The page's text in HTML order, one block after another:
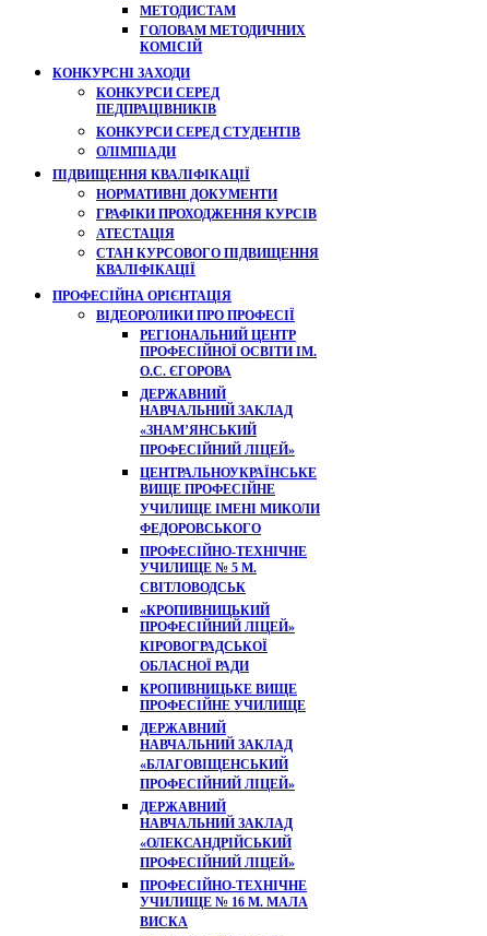
МЕТОДИСТАМ
ГОЛОВАМ МЕТОДИЧНИХ
КОМІСІЙ
КОНКУРСНІ ЗАХОДИ
КОНКУРСИ СЕРЕД
ПЕДПРАЦІВНИКІВ
КОНКУРСИ СЕРЕД СТУДЕНТІВ
ОЛІМПІАДИ
ПІДВИЩЕННЯ КВАЛІФІКАЦІЇ
НОРМАТИВНІ ДОКУМЕНТИ
ГРАФІКИ ПРОХОДЖЕННЯ КУРСІВ
АТЕСТАЦІЯ
СТАН КУРСОВОГО ПІДВИЩЕННЯ
КВАЛІФІКАЦІЇ
ПРОФЕСІЙНА ОРІЄНТАЦІЯ
ВІДЕОРОЛИКИ ПРО ПРОФЕСІЇ
РЕГІОНАЛЬНИЙ ЦЕНТР
ПРОФЕСІЙНОЇ ОСВІТИ ІМ.
О.С. ЄГОРОВА
ДЕРЖАВНИЙ
НАВЧАЛЬНИЙ ЗАКЛАД
«ЗНАМ’ЯНСЬКИЙ
ПРОФЕСІЙНИЙ ЛІЦЕЙ»
ЦЕНТРАЛЬНОУКРАЇНСЬКЕ
ВИЩЕ ПРОФЕСІЙНЕ
УЧИЛИЩЕ ІМЕНІ МИКОЛИ
ФЕДОРОВСЬКОГО
ПРОФЕСІЙНО-ТЕХНІЧНЕ
УЧИЛИЩЕ № 5 М.
СВІТЛОВОДСЬК
«КРОПИВНИЦЬКИЙ
ПРОФЕСІЙНИЙ ЛІЦЕЙ»
КІРОВОГРАДСЬКОЇ
ОБЛАСНОЇ РАДИ
КРОПИВНИЦЬКЕ ВИЩЕ
ПРОФЕСІЙНЕ УЧИЛИЩЕ
ДЕРЖАВНИЙ
НАВЧАЛЬНИЙ ЗАКЛАД
«БЛАГОВІЩЕНСЬКИЙ
ПРОФЕСІЙНИЙ ЛІЦЕЙ»
ДЕРЖАВНИЙ
НАВЧАЛЬНИЙ ЗАКЛАД
«ОЛЕКСАНДРІЙСЬКИЙ
ПРОФЕСІЙНИЙ ЛІЦЕЙ»
ПРОФЕСІЙНО-ТЕХНІЧНЕ
УЧИЛИЩЕ № 16 М. МАЛА
ВИСКА